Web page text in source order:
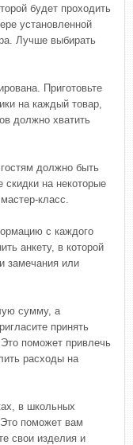
будет проходить
установленной
Лучше выбирать
Приготовьте
на каждый товар,
должно хватить
должно быть
скидки на некоторые
класс.
с каждого
анкету, в которой
замечания или
сумму, а
принять
поможет привлечь
расходы на
в школьных
поможет вам
свои изделия и